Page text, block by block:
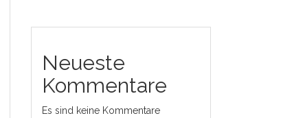
Neueste
Kommentare
Es sind keine Kommentare